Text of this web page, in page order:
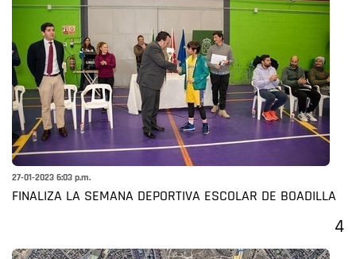
27-01-2023 6:03 p.m.
FINALIZA LA SEMANA DEPORTIVA ESCOLAR DE BOADILLA
4